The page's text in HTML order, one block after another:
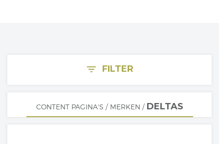
filter_list FILTER
CONTENT PAGINA'S / MERKEN / DELTAS